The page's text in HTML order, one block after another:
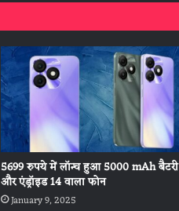
5699 रुपये में लॉन्च हुआ 5000 mAh बैटरी
और एंड्रॉइड 14 वाला फोन
January 9, 2025